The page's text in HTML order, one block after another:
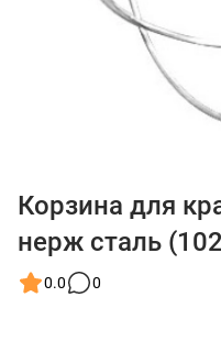
Корзина для
нерж сталь
0.0 0